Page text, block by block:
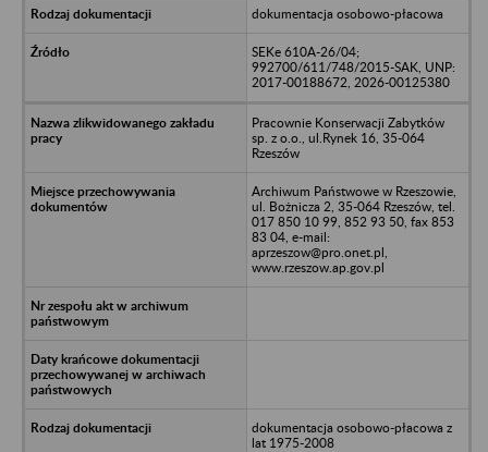
dokumentacja osobowo-płacowa
SEKe 610A-26/04;
992700/611/748/2015-SAK, UNP:
2017-00188672, 2026-00125380
Pracownie Konserwacji Zabytków
sp. z o.o., ul.Rynek 16, 35-064
Rzeszów
Archiwum Państwowe w Rzeszowie,
ul. Bożnicza 2, 35-064 Rzeszów, tel.
017 850 10 99, 852 93 50, fax 853
83 04, e-mail:
aprzeszow@pro.onet.pl,
www.rzeszow.ap.gov.pl
dokumentacja osobowo-płacowa z
lat 1975-2008